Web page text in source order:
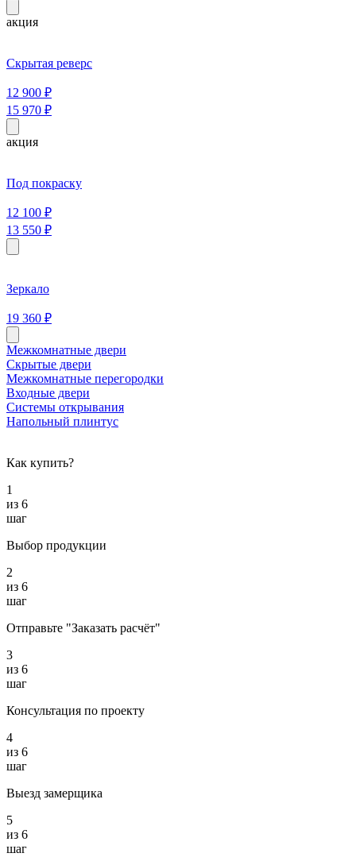
акция
Скрытая реверс
12 900 ₽
15 970 ₽
акция
Под покраску
12 100 ₽
13 550 ₽
Зеркало
19 360 ₽
Межкомнатные двери
Скрытые двери
Межкомнатные перегородки
Входные двери
Системы открывания
Напольный плинтус
Как купить?
1
из 6
шаг
Выбор продукции
2
из 6
шаг
Отправьте "Заказать расчёт"
3
из 6
шаг
Консультация по проекту
4
из 6
шаг
Выезд замерщика
5
из 6
шаг